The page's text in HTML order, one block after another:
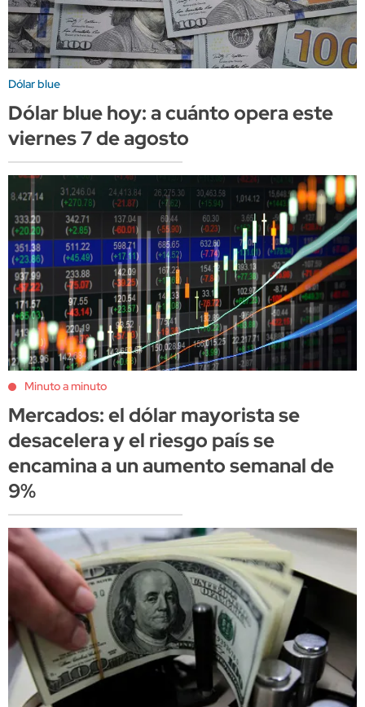
Dólar blue
Dólar blue hoy: a cuánto opera este
viernes 7 de agosto
Minuto a minuto
Mercados: el dólar mayorista se
desacelera y el riesgo país se
encamina a un aumento semanal de
9%